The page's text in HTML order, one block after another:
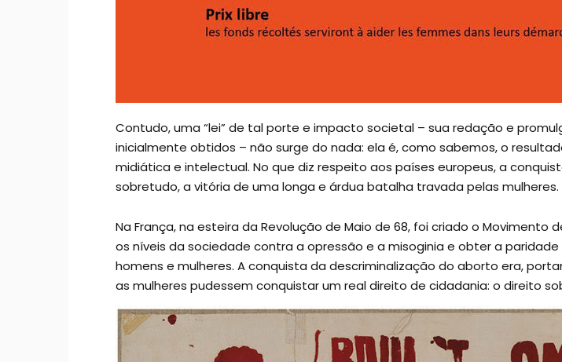
Contudo, uma “lei” de tal porte e impacto societal – sua redação e
inicialmente obtidos – não surge do nada: ela é, como sabemos, o
midiática e intelectual. No que diz respeito aos países europeus, a
sobretudo, a vitória de uma longa e árdua batalha travada pelas mulheres.
Na França, na esteira da Revolução de Maio de 68, foi criado o Movimento
os níveis da sociedade contra a opressão e a misoginia e obter a
homens e mulheres. A conquista da descriminalização do aborto era,
as mulheres pudessem conquistar um real direito de cidadania: o direito